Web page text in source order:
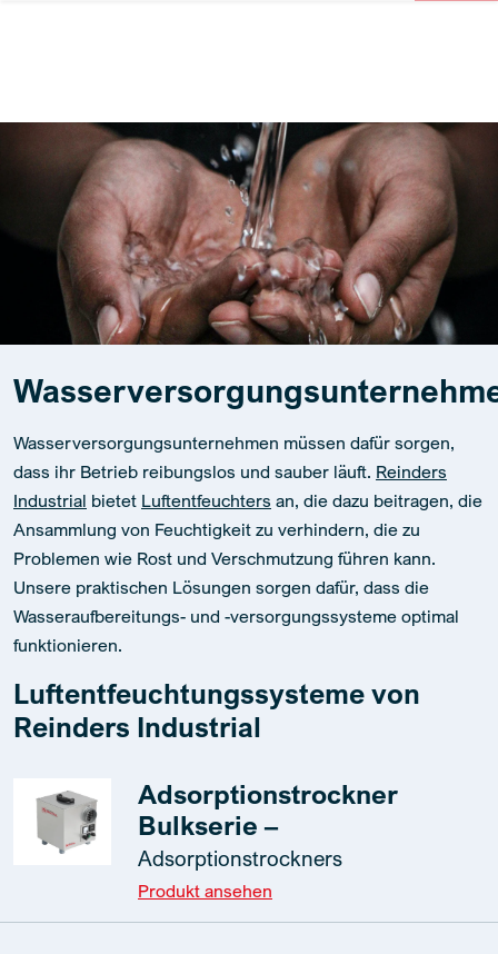
Wasserversorgungsunternehmen müssen dafür sorgen,
dass ihr Betrieb reibungslos und sauber läuft. Reinders
Industrial bietet Luftentfeuchters an, die dazu beitragen, die
Ansammlung von Feuchtigkeit zu verhindern, die zu
Problemen wie Rost und Verschmutzung führen kann.
Unsere praktischen Lösungen sorgen dafür, dass die
Wasseraufbereitungs- und -versorgungssysteme optimal
funktionieren.
Luftentfeuchtungssysteme von
Reinders Industrial
Adsorptionstrockner
Bulkserie –
Adsorptionstrockners
Produkt ansehen